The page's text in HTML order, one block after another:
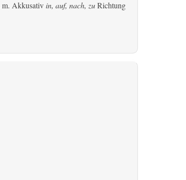
m. Akkusativ in, auf, nach, zuRichtung